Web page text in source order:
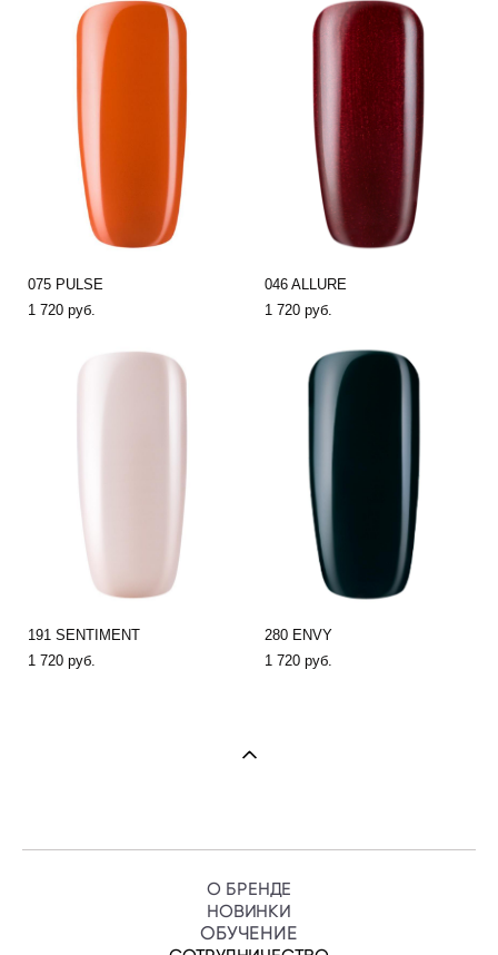
075 PULSE
1 720 pуб.
046 ALLURE
1 720 pуб.
191 SENTIMENT
1 720 pуб.
280 ENVY
1 720 pуб.
О БРЕНДЕ
НОВИНКИ
ОБУЧЕНИЕ